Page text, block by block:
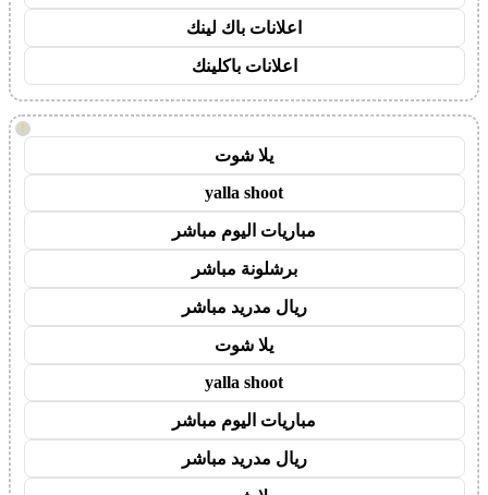
اعلانات باك لينك
اعلانات باكلينك
!
يلا شوت
yalla shoot
مباريات اليوم مباشر
برشلونة مباشر
ريال مدريد مباشر
يلا شوت
yalla shoot
مباريات اليوم مباشر
ريال مدريد مباشر